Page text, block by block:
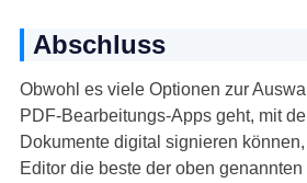
Abschluss
Obwohl es viele Optionen zur
PDF-Bearbeitungs-Apps geht, mit
Dokumente digital signieren
Editor die beste der oben